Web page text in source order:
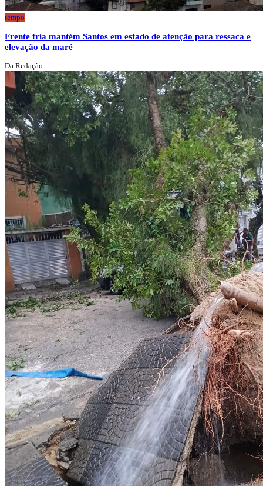
tempo
Frente fria mantém Santos em estado de atenção para ressaca e
elevação da maré
Da Redação